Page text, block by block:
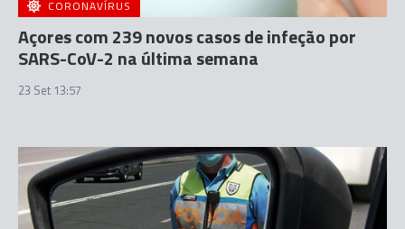
CORONAVÍRUS
Açores com 239 novos casos de infeção por
SARS-CoV-2 na última semana
23 Set 13:57